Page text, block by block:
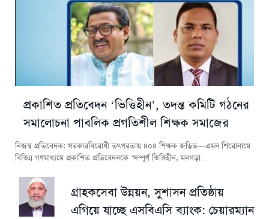
প্রকাশিত প্রতিবেদন ‘ভিত্তিহীন’, তদন্ত কমিটি গঠনের
সমালোচনা পাবলিক প্রগতিশীল শিক্ষক সমাজের
নিজস্ব প্রতিবেদক: সরকারবিরোধী তৎপরতায় ৪০৪ শিক্ষক জড়িত—এমন শিরোনামে
বিভিন্ন গণমাধ্যমে প্রকাশিত প্রতিবেদনকে ‘সম্পূর্ণ ভিত্তিহীন, মনগড়া…
গ্রাহকসেবা উন্নয়ন, সুশাসন প্রতিষ্ঠায়
এগিয়ে যাচ্ছে এসবিএসি ব্যাংক: চেয়ারম্যান